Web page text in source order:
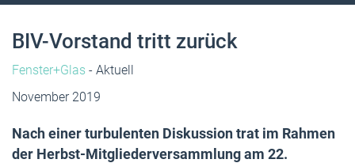
BIV-Vorstand tritt zurück
Fenster+Glas - Aktuell
November 2019
Nach einer turbulenten Diskussion trat im Rahmen
der Herbst-Mitgliederversammlung am 22.